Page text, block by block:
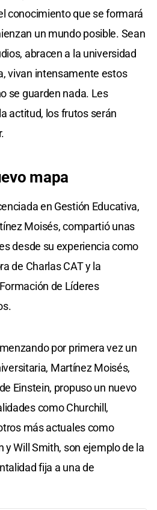
conocimiento que se formará
un mundo posible. Sean
abracen a la universidad
vivan intensamente estos
se guarden nada. Les
actitud, los frutos serán
mapa
en Gestión Educativa,
Moisés, compartió unas
desde su experiencia como
de Charlas CAT y la
de Líderes
por primera vez un
Martínez Moisés,
Einstein, propuso un nuevo
como Churchill,
más actuales como
y Will Smith, son ejemplo de la
fija a una de